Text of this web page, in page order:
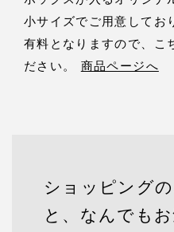
小サイズでご用意してお
有料となりますので、こ
ださい。 商品ページへ
ショッピング
と、なんでも